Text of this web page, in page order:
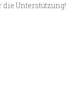
Unterstützung!